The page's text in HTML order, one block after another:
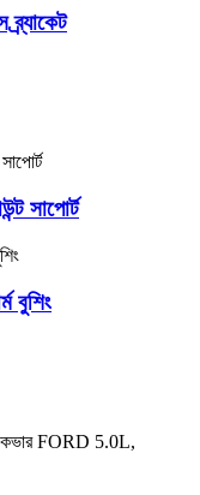
সাপোর্ট
বুশিং